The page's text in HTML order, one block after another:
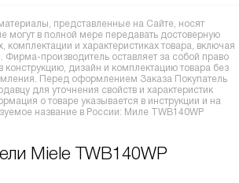
представленные на Сайте, носят
могут в полной мере передавать достоверную
и характеристиках товара, включая
производитель оставляет за собой право
конструкцию, дизайн и комплектацию товара без
Перед оформлением Заказа Покупатель
для уточнения свойств и характеристик
о товаре указывается в инструкции и на
название в России: Миле TWB140WP
Miele TWB140WP